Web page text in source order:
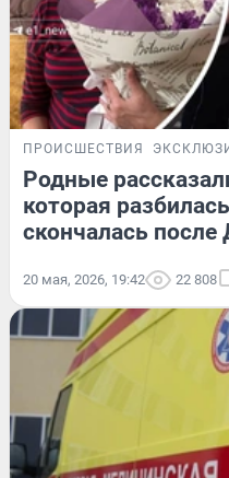
ПРОИСШЕСТВИЯ
Родные
которая
скончалась
20 мая, 2026, 19:42 22 808